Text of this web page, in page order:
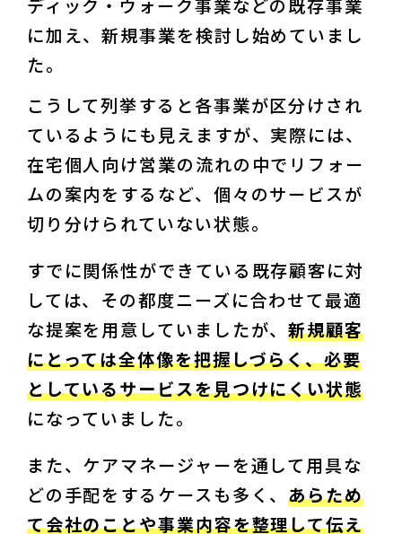
に加え、新規事業を検討し始めていまし
た。
こうして列挙すると各事業が区分けされ
ているようにも見えますが、実際には、
在宅個人向け営業の流れの中でリフォー
ムの案内をするなど、個々のサービスが
切り分けられていない状態。
すでに関係性ができている既存顧客に対
しては、その都度ニーズに合わせて最適
な提案を用意していましたが、新規顧客
にとっては全体像を把握しづらく、必要
としているサービスを見つけにくい状態
になっていました。
また、ケアマネージャーを通して用具な
どの手配をするケースも多く、あらため
て会社のことや事業内容を整理して伝え